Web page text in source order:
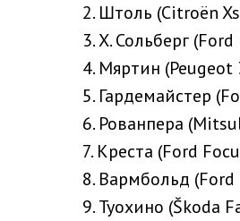
2. Штоль (Citroën
3. Х. Сольберг
4. Мяртин (Peugeot
5. Гардемайстер
6. Рованпера
7. Креста (Ford
8. Вармбольд (Ford
9. Туохино (Škoda